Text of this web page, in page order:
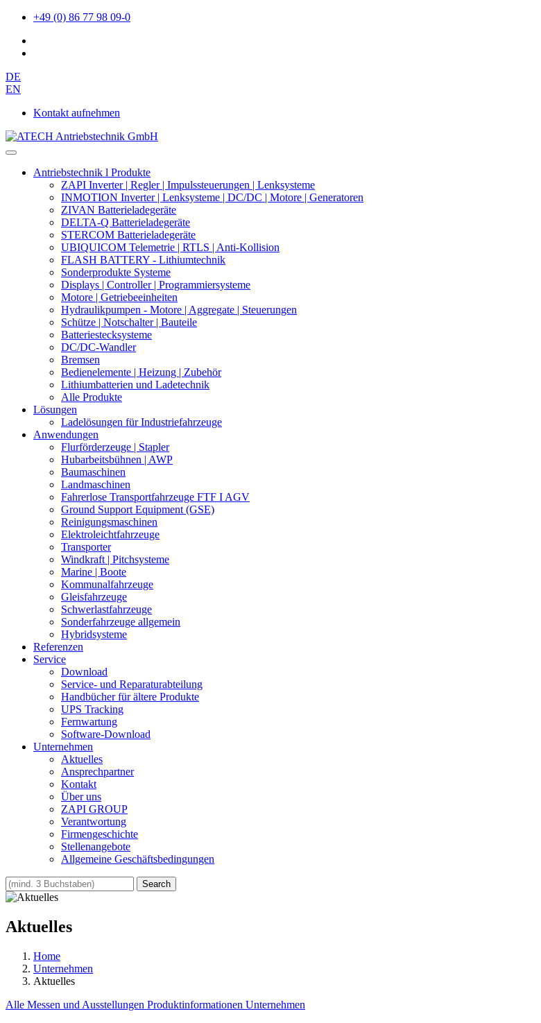
+49 (0) 86 77 98 09-0
DE
EN
Kontakt aufnehmen
Antriebstechnik l Produkte
ZAPI Inverter | Regler | Impulssteuerungen | Lenksysteme
INMOTION Inverter | Lenksysteme | DC/DC | Motore | Generatoren
ZIVAN Batterieladegeräte
DELTA-Q Batterieladegeräte
STERCOM Batterieladegeräte
UBIQUICOM Telemetrie | RTLS | Anti-Kollision
FLASH BATTERY - Lithiumtechnik
Sonderprodukte Systeme
Displays | Controller | Programmiersysteme
Motore | Getriebeeinheiten
Hydraulikpumpen - Motore | Aggregate | Steuerungen
Schütze | Notschalter | Bauteile
Batteriestecksysteme
DC/DC-Wandler
Bremsen
Bedienelemente | Heizung | Zubehör
Lithiumbatterien und Ladetechnik
Alle Produkte
Lösungen
Ladelösungen für Industriefahrzeuge
Anwendungen
Flurförderzeuge | Stapler
Hubarbeitsbühnen | AWP
Baumaschinen
Landmaschinen
Fahrerlose Transportfahrzeuge FTF I AGV
Ground Support Equipment (GSE)
Reinigungsmaschinen
Elektroleichtfahrzeuge
Transporter
Windkraft | Pitchsysteme
Marine | Boote
Kommunalfahrzeuge
Gleisfahrzeuge
Schwerlastfahrzeuge
Sonderfahrzeuge allgemein
Hybridsysteme
Referenzen
Service
Download
Service- und Reparaturabteilung
Handbücher für ältere Produkte
UPS Tracking
Fernwartung
Software-Download
Unternehmen
Aktuelles
Ansprechpartner
Kontakt
Über uns
ZAPI GROUP
Verantwortung
Firmengeschichte
Stellenangebote
Allgemeine Geschäftsbedingungen
Aktuelles
Home
Unternehmen
Aktuelles
Alle Messen und Ausstellungen Produktinformationen Unternehmen